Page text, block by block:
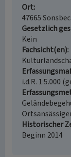
Ort
47665
Gesetzlich
Kein
Fachsicht(en)
i.d.R. 1:5.000
Historischer
Beginn 2014